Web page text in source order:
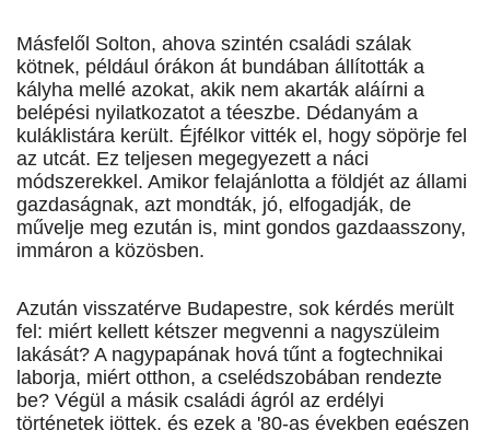
Másfelől Solton, ahova szintén családi szálak
kötnek, pél­dául órákon át bundában állították a
kályha mellé azokat, akik nem akarták aláírni a
belépési nyilatkozatot a téeszbe. Dédanyám a
kuláklistára került. Éjfélkor vitték el, hogy söpörje fel
az utcát. Ez teljesen megegyezett a náci
módszerekkel. Amikor felajánlotta a földjét az állami
gazdaságnak, azt mondták, jó, elfogadják, de
művelje meg ezután is, mint gondos gazdaasszony,
immáron a közösben.
Az­után visszatérve Budapestre, sok kérdés merült
fel: miért kellett kétszer megvenni a nagyszüleim
lakását? A nagypapának hová tűnt a fogtechnikai
laborja, miért otthon, a cselédszobában rendezte
be? Végül a másik családi ágról az erdélyi
történetek jöttek, és ezek a '80-as években egészen